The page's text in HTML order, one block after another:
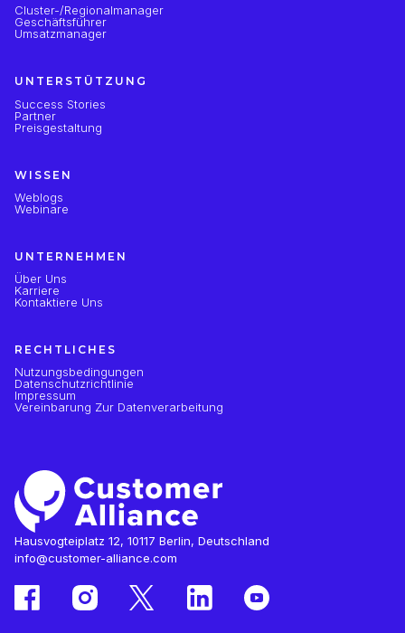
Cluster-/Regionalmanager
Geschäftsführer
Umsatzmanager
UNTERSTÜTZUNG
Success Stories
Partner
Preisgestaltung
WISSEN
Weblogs
Webinare
UNTERNEHMEN
Über Uns
Karriere
Kontaktiere Uns
RECHTLICHES
Nutzungsbedingungen
Datenschutzrichtlinie
Impressum
Vereinbarung Zur Datenverarbeitung
Hausvogteiplatz 12, 10117 Berlin, Deutschland
info@customer-alliance.com